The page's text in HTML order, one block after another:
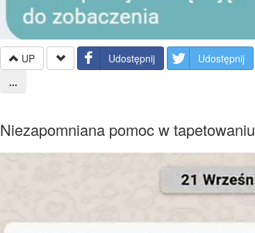
UP Udostępnij
Udostępnij
...
Niezapomniana pomoc w tapetowaniu